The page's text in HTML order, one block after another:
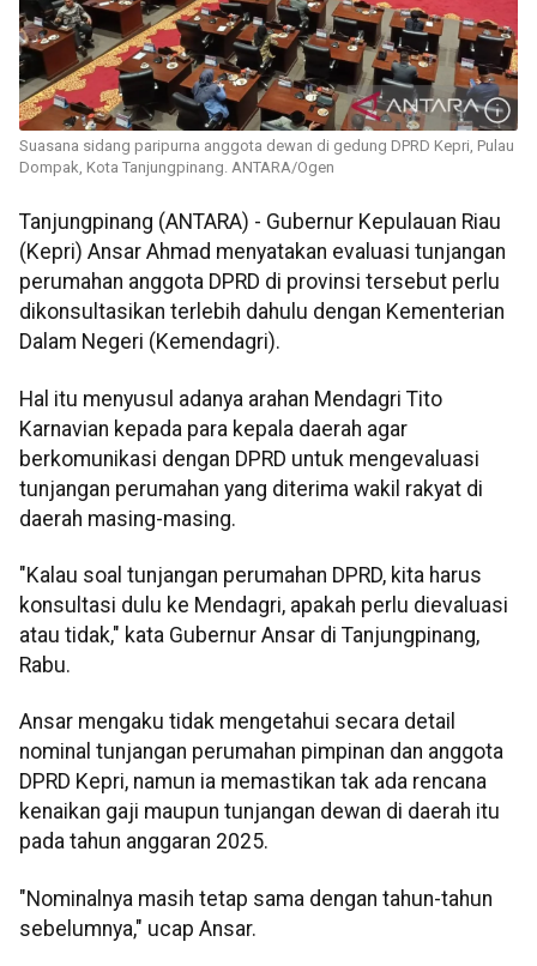
Suasana sidang paripurna anggota dewan di gedung DPRD Kepri, Pulau
Dompak, Kota Tanjungpinang. ANTARA/Ogen
Tanjungpinang (ANTARA) - Gubernur Kepulauan Riau
(Kepri) Ansar Ahmad menyatakan evaluasi tunjangan
perumahan anggota DPRD di provinsi tersebut perlu
dikonsultasikan terlebih dahulu dengan Kementerian
Dalam Negeri (Kemendagri).
Hal itu menyusul adanya arahan Mendagri Tito
Karnavian kepada para kepala daerah agar
berkomunikasi dengan DPRD untuk mengevaluasi
tunjangan perumahan yang diterima wakil rakyat di
daerah masing-masing.
"Kalau soal tunjangan perumahan DPRD, kita harus
konsultasi dulu ke Mendagri, apakah perlu dievaluasi
atau tidak," kata Gubernur Ansar di Tanjungpinang,
Rabu.
Ansar mengaku tidak mengetahui secara detail
nominal tunjangan perumahan pimpinan dan anggota
DPRD Kepri, namun ia memastikan tak ada rencana
kenaikan gaji maupun tunjangan dewan di daerah itu
pada tahun anggaran 2025.
"Nominalnya masih tetap sama dengan tahun-tahun
sebelumnya," ucap Ansar.